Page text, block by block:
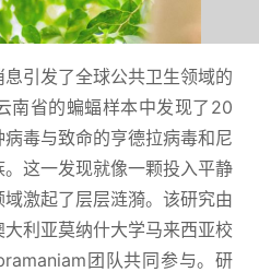
引发了全球公共卫生领域的
南省的蝙蝠样本中发现了20
毒与致命的亨德拉病毒和尼
这一发现就像一颗投入平静
激起了层层涟漪。该研究由
利亚莫纳什大学马来西亚校
团队共同参与。研